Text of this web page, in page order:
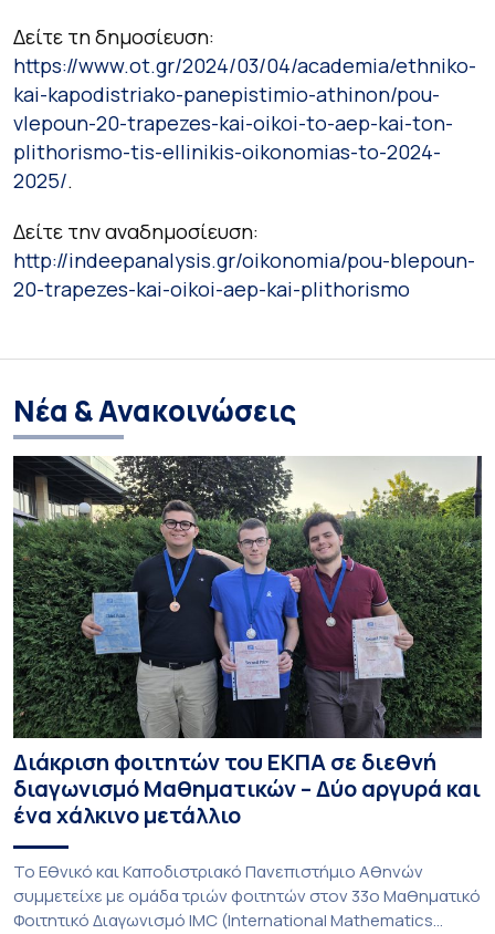
Δείτε τη δημοσίευση:
https://www.ot.gr/2024/03/04/academia/ethniko-
kai-kapodistriako-panepistimio-athinon/pou-
vlepoun-20-trapezes-kai-oikoi-to-aep-kai-ton-
plithorismo-tis-ellinikis-oikonomias-to-2024-
2025/.
Δείτε την αναδημοσίευση:
http://indeepanalysis.gr/oikonomia/pou-blepoun-
20-trapezes-kai-oikoi-aep-kai-plithorismo
Νέα & Ανακοινώσεις
Διάκριση φοιτητών του ΕΚΠΑ σε διεθνή
διαγωνισμό Μαθηματικών – Δύο αργυρά και
ένα χάλκινο μετάλλιο
To Εθνικό και Καποδιστριακό Πανεπιστήμιο Αθηνών
συμμετείχε με ομάδα τριών φοιτητών στον 33ο Μαθηματικό
Φοιτητικό Διαγωνισμό IMC (International Mathematics